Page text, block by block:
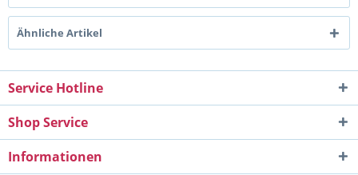
Ähnliche Artikel
Service Hotline
Shop Service
Informationen